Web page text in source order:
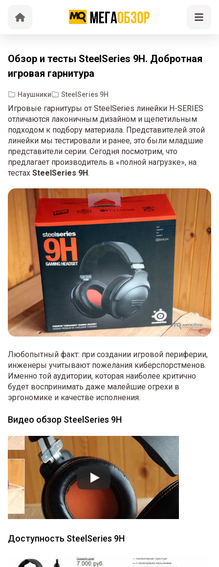
Обзор и тесты SteelSeries 9H. Добротная
игровая гарнитура
Наушники SteelSeries 9H
Игровые гарнитуры от SteelSeries линейки H-SERIES
отличаются лаконичным дизайном и щепетильным
подходом к подбору материала. Представителей этой
линейки мы тестировали и ранее, это были младшие
представители серии. Сегодня посмотрим, что
предлагает производитель в «полной нагрузке», на
тестах SteelSeries 9H.
Любопытный факт: при создании игровой периферии,
инженеры учитывают пожелания киберспорстменов.
Именно той аудитории, которая наиболее критично
будет воспринимать даже малейшие огрехи в
эргономике и качестве исполнения.
Видео обзор SteelSeries 9H
Доступность SteelSeries 9H